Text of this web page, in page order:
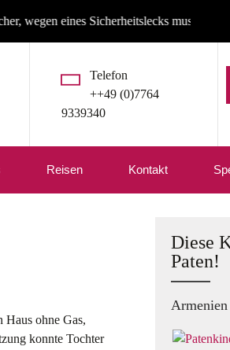
eines Sicherheitslecks musste unsere
Telefon
++49 (0)7764
9339340
Reisen Kontakt
ohne Gas,
konnte Tochter
Diese
Paten!
Armenien